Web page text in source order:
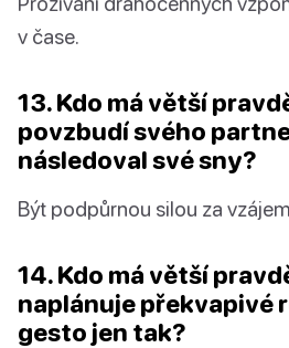
v čase.
13. Kdo má větší
povzbudí svého
následoval své sny?
Být podpůrnou silou za
14. Kdo má větší
naplánuje překvapivé
gesto jen tak?